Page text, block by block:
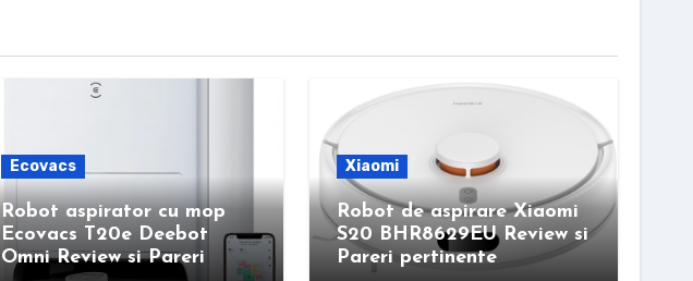
Ecovacs
Robot aspirator cu mop
Ecovacs T20e Deebot
Omni Review si Pareri
Xiaomi
Robot de aspirare Xiaomi
S20 BHR8629EU Review si
Pareri pertinente